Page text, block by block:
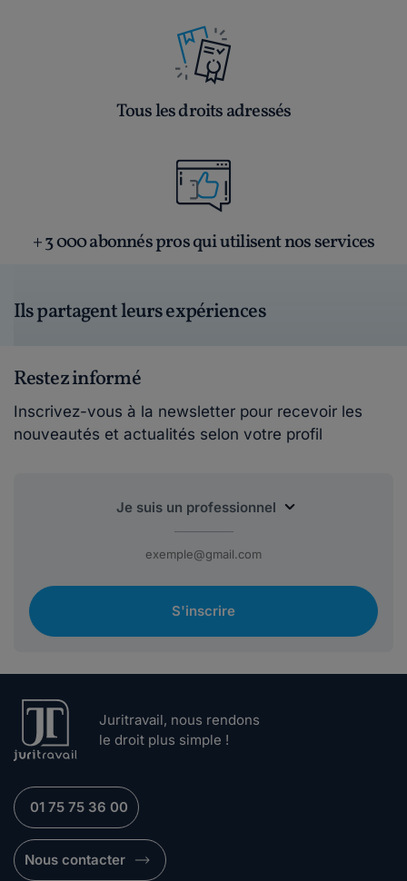
Tous les droits adressés
+ 3 000 abonnés pros qui utilisent nos services
Ils partagent leurs expériences
Restez informé
Inscrivez-vous à la newsletter pour recevoir les
nouveautés et actualités selon votre profil
S'inscrire
Juritravail, nous rendons
le droit plus simple !
01 75 75 36 00
Nous contacter